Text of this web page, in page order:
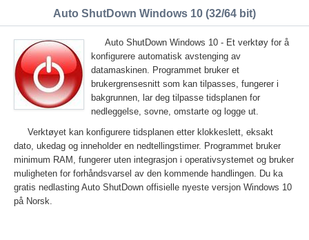
Auto ShutDown Windows 10 (32/64 bit)
Auto ShutDown Windows 10 - Et verktøy for å
konfigurere automatisk avstenging av
datamaskinen. Programmet bruker et
brukergrensesnitt som kan tilpasses, fungerer i
bakgrunnen, lar deg tilpasse tidsplanen for
nedleggelse, sovne, omstarte og logge ut.
Verktøyet kan konfigurere tidsplanen etter klokkeslett, eksakt
dato, ukedag og inneholder en nedtellingstimer. Programmet bruker
minimum RAM, fungerer uten integrasjon i operativsystemet og bruker
muligheten for forhåndsvarsel av den kommende handlingen. Du ka
gratis nedlasting Auto ShutDown offisielle nyeste versjon Windows 10
på Norsk.